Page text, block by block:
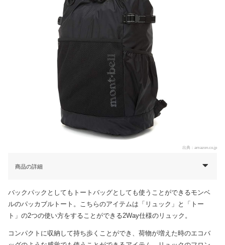
出典： amazon.co.jp
商品の詳細
バックパックとしてもトートバッグとしても使うことができるモンベ
ルのパッカブルトート。こちらのアイテムは「リュック」と「トー
ト」の2つの使い方をすることができる2Way仕様のリュック。
コンパクトに収納して持ち歩くことができ、荷物が増えた時のエコバ